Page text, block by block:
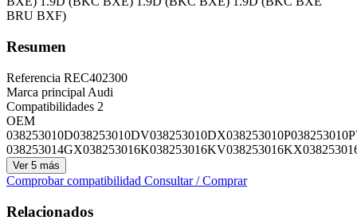
BRU BXF)
Resumen
Referencia REC402300
Marca principal Audi
Compatibilidades 2
OEM
038253010D038253010DV038253010DX038253010P
038253014GX038253016K038253016KV038253016KX
Ver 5 más
Comprobar compatibilidad Consultar / Comprar
Relacionados